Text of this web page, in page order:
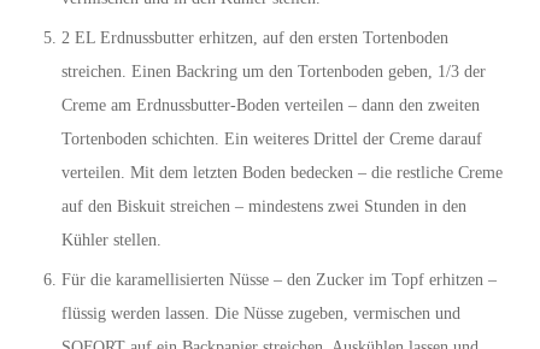
2 EL Erdnussbutter erhitzen, auf den ersten Tortenboden
streichen. Einen Backring um den Tortenboden geben, 1/3 der
Creme am Erdnussbutter-Boden verteilen – dann den zweiten
Tortenboden schichten. Ein weiteres Drittel der Creme darauf
verteilen. Mit dem letzten Boden bedecken – die restliche Creme
auf den Biskuit streichen – mindestens zwei Stunden in den
Kühler stellen.
Für die karamellisierten Nüsse – den Zucker im Topf erhitzen –
flüssig werden lassen. Die Nüsse zugeben, vermischen und